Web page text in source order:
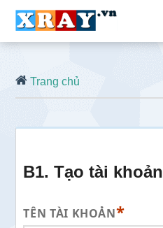
Trang chủ
B1. Tạo tài khoản
TÊN TÀI KHOẢN*